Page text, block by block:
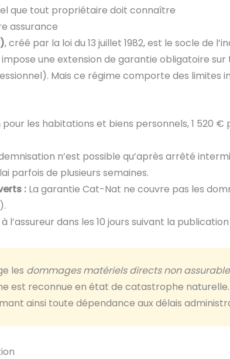
que tout propriétaire doit connaître
assurance
, créé par la loi du 13 juillet 1982, est le socle de
impose une extension de garantie obligatoire
Mais ce régime comporte des limites
les habitations et biens personnels, 1 520
n’est possible qu’après arrêté
parfois de plusieurs semaines.
: La garantie Cat-Nat ne couvre pas les
l’assureur dans les 10 jours suivant la
les dommages matériels directs non
est reconnue en état de catastrophe
ainsi toute dépendance aux délais